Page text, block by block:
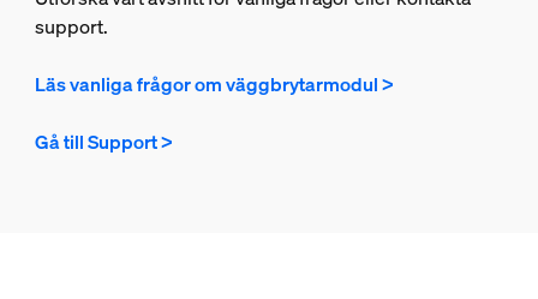
support.
Läs vanliga frågor om väggbrytarmodul >
Gå till Support >